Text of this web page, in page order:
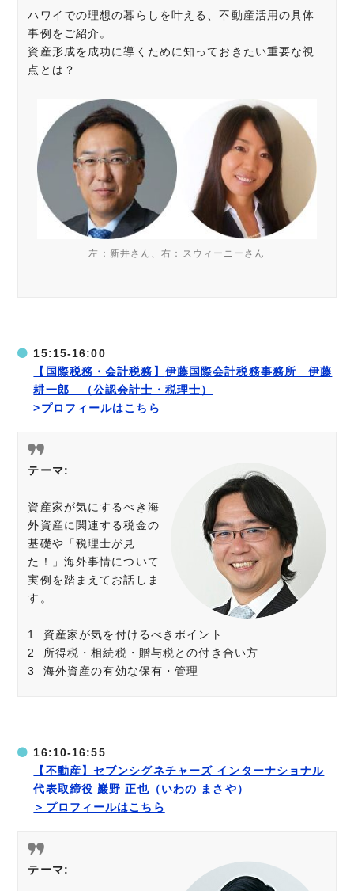
ハワイでの理想の暮らしを叶える、不動産活用の具体
事例をご紹介。
資産形成を成功に導くために知っておきたい重要な視
点とは？
左：新井さん、右：スウィーニーさん
15:15-16:00
【国際税務・会計税務】 伊藤国際会計税務事務所 伊藤
耕一郎 （公認会計士・税理士）
>プロフィールはこちら
テーマ:
資産家が気にするべき海
外資産に関連する税金の
基礎や「税理士が見
た！」海外事情について
実例を踏まえてお話しま
す。
1 資産家が気を付けるべきポイント
2 所得税・相続税・贈与税との付き合い方
3 海外資産の有効な保有・管理
16:10-16:55
【不動産】セブンシグネチャーズ インターナショナル
代表取締役 巖野 正也（いわの まさや）
＞プロフィールはこちら
テーマ: